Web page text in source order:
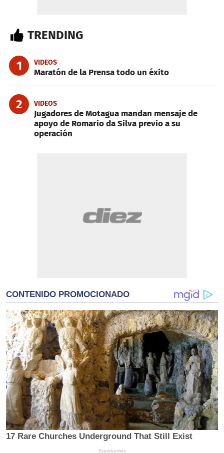
TRENDING
1 VIDEOS
Maratón de la Prensa todo un éxito
2 VIDEOS
Jugadores de Motagua mandan mensaje de
apoyo de Romario da Silva previo a su
operación